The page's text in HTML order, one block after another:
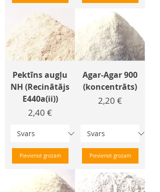
Pektīns augļu
NH (Recinātājs
E440a(ii))
Cena
2,40 €
Pievienot grozam
Agar-Agar 900
(koncentrāts)
Cena
2,20 €
Pievienot grozam